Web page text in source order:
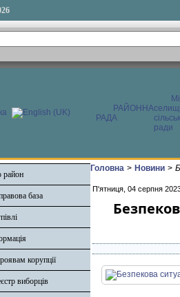
РАЙОННА
РАДА
ради
район
база
корупції
виборців
Головна > Новини >
П'ятниця, 04 серпня